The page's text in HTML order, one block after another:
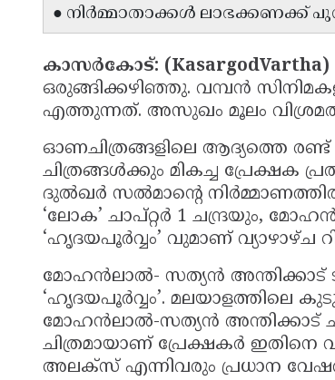
● നിർമ്മാതാക്കൾ ലാഭക്കണക്ക്
കാസർകോട്: (KasargodVartha)
ഒരുങ്ങിക്കഴിഞ്ഞു. വമ്പൻ
എത്തുന്നത്. അസുഖം മൂലം
ഓണചിത്രങ്ങളിലെ ആദ്യത്തെ രണ്ട്
ചിത്രങ്ങൾക്കും മികച്ച പ്രേക്ഷക
ദുൽഖർ സൽമാന്റെ
‘ലോക’ ചാപ്റ്റർ 1 ചന്ദ്രയും,
‘ഹൃദയപൂർവ്വം’ വുമാണ് വ്യാഴാഴ്ച
മോഹൻലാൽ- സത്യൻ അന്തിക്കാട്
‘ഹൃദയപൂർവ്വം’. മലയാളത്തിലെ
മോഹൻലാൽ-സത്യൻ അന്തിക്കാട്
ചിത്രമായാണ് പ്രേക്ഷകർ ഇതിനെ
അലക്സ് എന്നിവരും പ്രധാന